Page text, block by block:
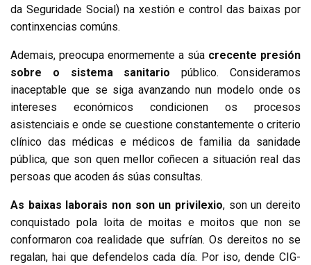
da Seguridade Social) na xestión e control das baixas por
continxencias comúns.
Ademais, preocupa enormemente a súa crecente presión
sobre o sistema sanitariopúblico. Consideramos
inaceptable que se siga avanzando nun modelo onde os
intereses económicos condicionen os procesos
asistenciais e onde se cuestione constantemente o criterio
clínico das médicas e médicos de familia da sanidade
pública, que son quen mellor coñecen a situación real das
persoas que acoden ás súas consultas.
As baixas laborais non son un privilexio, son un dereito
conquistado pola loita de moitas e moitos que non se
conformaron coa realidade que sufrían. Os dereitos no se
regalan, hai que defendelos cada día. Por iso, dende CIG-